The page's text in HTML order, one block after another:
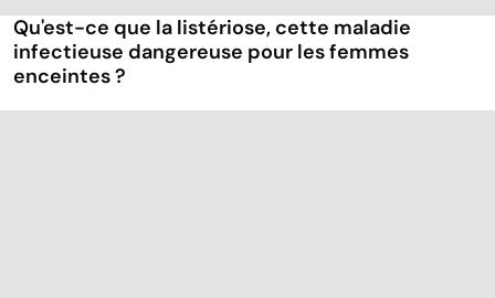
Qu'est-ce que la listériose, cette maladie
infectieuse dangereuse pour les femmes
enceintes ?